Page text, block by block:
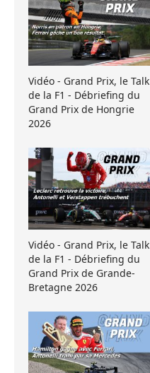
Vidéo - Grand Prix, le Talk
de la F1 - Débriefing du
Grand Prix de Hongrie
2026
Vidéo - Grand Prix, le Talk
de la F1 - Débriefing du
Grand Prix de Grande-
Bretagne 2026